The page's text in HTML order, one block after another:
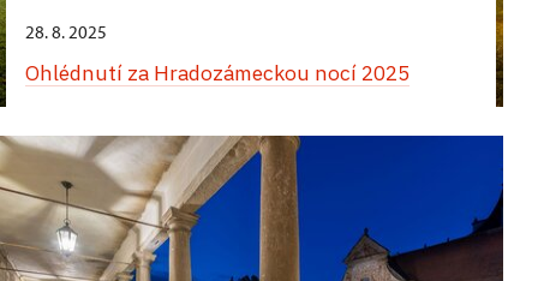
28. 8. 2025
Ohlédnutí za Hradozámeckou nocí 2025